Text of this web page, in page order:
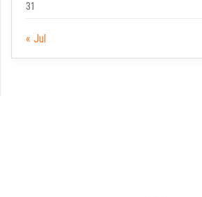
31
« Jul